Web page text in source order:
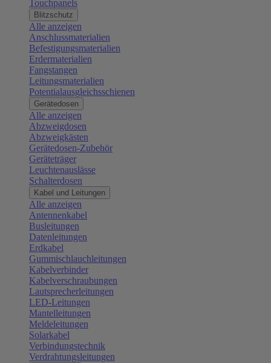
Touchpanels
Blitzschutz
Alle anzeigen
Anschlussmaterialien
Befestigungsmaterialien
Erdermaterialien
Fangstangen
Leitungsmaterialien
Potentialausgleichsschienen
Gerätedosen
Alle anzeigen
Abzweigdosen
Abzweigkästen
Gerätedosen-Zubehör
Geräteträger
Leuchtenauslässe
Schalterdosen
Kabel und Leitungen
Alle anzeigen
Antennenkabel
Busleitungen
Datenleitungen
Erdkabel
Gummischlauchleitungen
Kabelverbinder
Kabelverschraubungen
Lautsprecherleitungen
LED-Leitungen
Mantelleitungen
Meldeleitungen
Solarkabel
Verbindungstechnik
Verdrahtungsleitungen